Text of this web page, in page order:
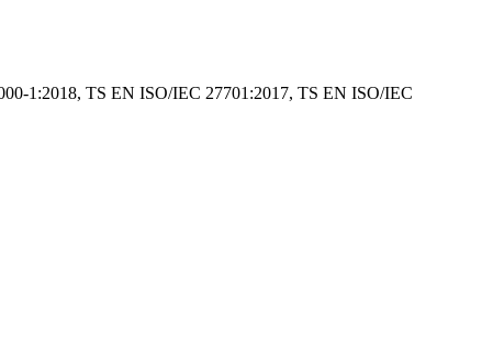
1:2018, TS EN ISO/IEC 27701:2017, TS EN ISO/IEC